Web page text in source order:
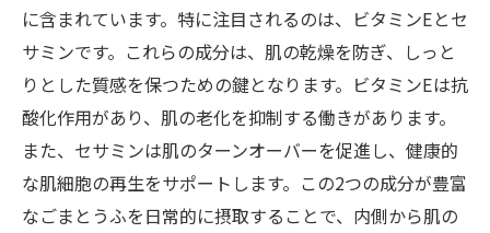
に含まれています。特に注目されるのは、ビタミンEとセ
サミンです。これらの成分は、肌の乾燥を防ぎ、しっと
りとした質感を保つための鍵となります。ビタミンEは抗
酸化作用があり、肌の老化を抑制する働きがあります。
また、セサミンは肌のターンオーバーを促進し、健康的
な肌細胞の再生をサポートします。この2つの成分が豊富
なごまとうふを日常的に摂取することで、内側から肌の